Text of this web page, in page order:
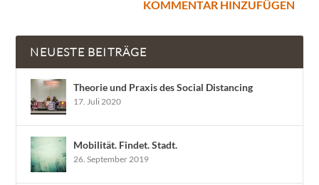
NEUESTE BEITRÄGE
Theorie und Praxis des Social Distancing
17. Juli 2020
Mobilität. Findet. Stadt.
26. September 2019